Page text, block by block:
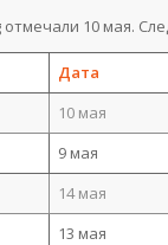
отмечали 10 мая.
Дата
10 мая
9 мая
14 мая
13 мая